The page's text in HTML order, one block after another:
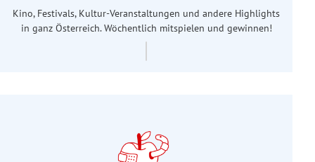
Kino, Festivals, Kultur-Veranstaltungen und andere Highlights
in ganz Österreich. Wöchentlich mitspielen und gewinnen!